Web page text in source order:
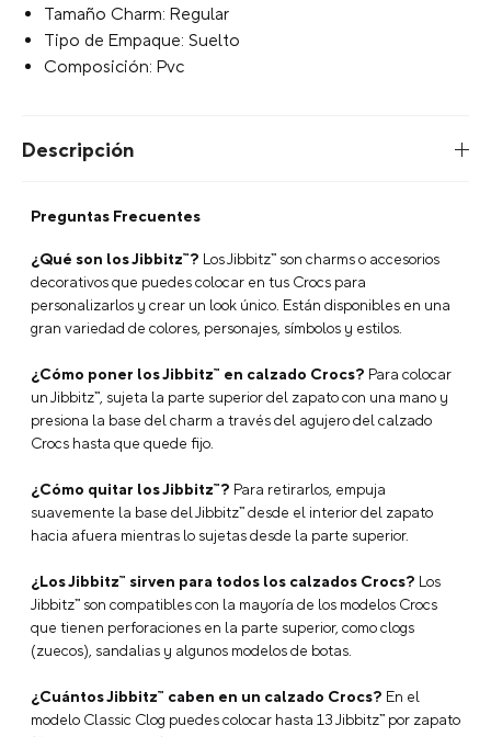
Tamaño Charm: Regular
Tipo de Empaque: Suelto
Composición: Pvc
Descripción
Preguntas Frecuentes
¿Qué son los Jibbitz™? Los Jibbitz™ son charms o accesorios
decorativos que puedes colocar en tus Crocs para
personalizarlos y crear un look único. Están disponibles en una
gran variedad de colores, personajes, símbolos y estilos.
¿Cómo poner los Jibbitz™ en calzado Crocs? Para colocar
un Jibbitz™, sujeta la parte superior del zapato con una mano y
presiona la base del charm a través del agujero del calzado
Crocs hasta que quede fijo.
¿Cómo quitar los Jibbitz™? Para retirarlos, empuja
suavemente la base del Jibbitz™ desde el interior del zapato
hacia afuera mientras lo sujetas desde la parte superior.
¿Los Jibbitz™ sirven para todos los calzados Crocs? Los
Jibbitz™ son compatibles con la mayoría de los modelos Crocs
que tienen perforaciones en la parte superior, como clogs
(zuecos), sandalias y algunos modelos de botas.
¿Cuántos Jibbitz™ caben en un calzado Crocs? En el
modelo Classic Clog puedes colocar hasta 13 Jibbitz™ por zapato